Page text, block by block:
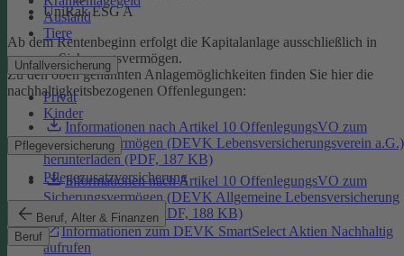
Ausland
Tiere
Unfallversicherung
Privat
Kinder
Pflegeversicherung
Pflegezusatzversicherung
Beruf, Alter & Finanzen
Beruf
UniRak ESG A
Ab dem Rentenbeginn erfolgt die Kapitalanlage ausschließlich in
unserem Sicherungsvermögen.
Zu den oben genannten Anlagemöglichkeiten finden Sie hier die
nachhaltigkeitsbezogenen Offenlegungen:
Informationen nach Artikel 10 OffenlegungsVO zum
Sicherungsvermögen (DEVK Lebensversicherungsverein a.G.)
herunterladen (PDF, 187 KB)
Informationen nach Artikel 10 OffenlegungsVO zum
Sicherungsvermögen (DEVK Allgemeine Lebensversicherung
AG) herunterladen (PDF, 188 KB)
Informationen zum DEVK SmartSelect Aktien Nachhaltig
aufrufen